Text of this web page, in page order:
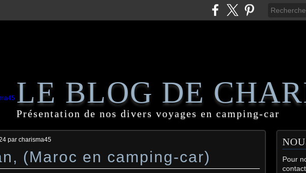
LE BLOG DE
Présentation de nos divers voyages en camping-car
par charisma45
(Maroc en camping-car)
Pour